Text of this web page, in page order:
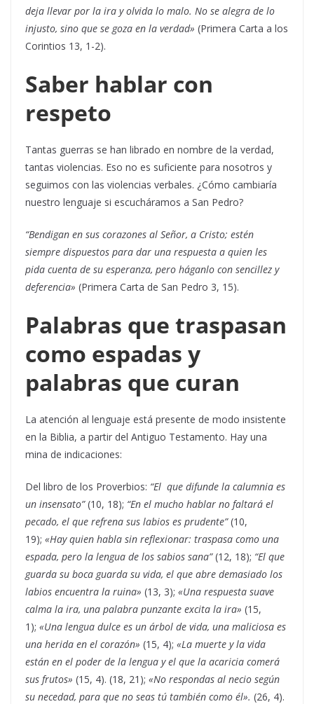
deja llevar por la ira y olvida lo malo. No se alegra de lo
injusto, sino que se goza en la verdad» (Primera Carta a los
Corintios 13, 1-2).
Saber hablar con
respeto
Tantas guerras se han librado en nombre de la verdad,
tantas violencias. Eso no es suficiente para nosotros y
seguimos con las violencias verbales. ¿Cómo cambiaría
nuestro lenguaje si escucháramos a San Pedro?
“Bendigan en sus corazones al Señor, a Cristo; estén
siempre dispuestos para dar una respuesta a quien les
pida cuenta de su esperanza, pero háganlo con sencillez y
deferencia» (Primera Carta de San Pedro 3, 15).
Palabras que traspasan
como espadas y
palabras que curan
La atención al lenguaje está presente de modo insistente
en la Biblia, a partir del Antiguo Testamento. Hay una
mina de indicaciones:
Del libro de los Proverbios: “El que difunde la calumnia es
un insensato”(10, 18); “En el mucho hablar no faltará el
pecado, el que refrena sus labios es prudente”(10,
19); «Hay quien habla sin reflexionar: traspasa como una
espada, pero la lengua de los sabios sana”(12, 18); “El que
guarda su boca guarda su vida, el que abre demasiado los
labios encuentra la ruina» (13, 3); «Una respuesta suave
calma la ira, una palabra punzante excita la ira» (15,
1); «Una lengua dulce es un árbol de vida, una maliciosa es
una herida en el corazón» (15, 4); «La muerte y la vida
están en el poder de la lengua y el que la acaricia comerá
sus frutos» (15, 4). (18, 21); «No respondas al necio según
su necedad, para que no seas tú también como él». (26, 4).